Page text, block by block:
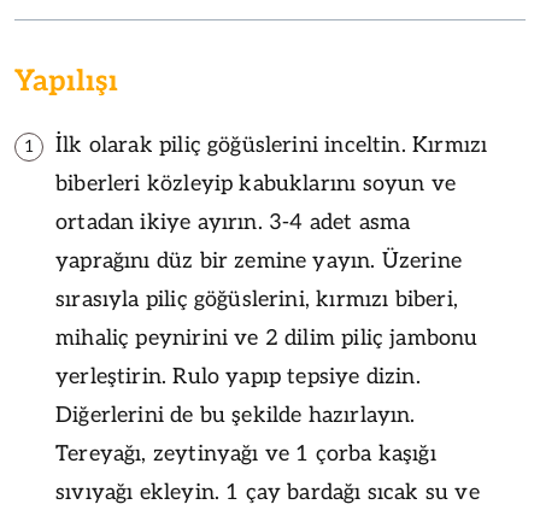
Yapılışı
1
İlk olarak piliç göğüslerini inceltin. Kırmızı
biberleri közleyip kabuklarını soyun ve
ortadan ikiye ayırın. 3-4 adet asma
yaprağını düz bir zemine yayın. Üzerine
sırasıyla piliç göğüslerini, kırmızı biberi,
mihaliç peynirini ve 2 dilim piliç jambonu
yerleştirin. Rulo yapıp tepsiye dizin.
Diğerlerini de bu şekilde hazırlayın.
Tereyağı, zeytinyağı ve 1 çorba kaşığı
sıvıyağı ekleyin. 1 çay bardağı sıcak su ve